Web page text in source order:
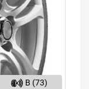
B (73)